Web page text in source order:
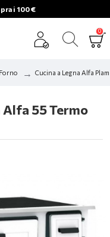
i 100 €
0
Cucina a Legna Alfa
Alfa 55 Termo